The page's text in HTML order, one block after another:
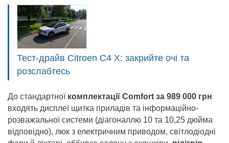
Тест-драйв Citroen C4 X: закрийте очі та
розслабтесь
До стандартної комплектації Comfort за 989 000 грн
входять дисплеї щитка приладів та інформаційно-
розважальної системи (діагоналлю 10 та 10,25 дюйма
відповідно), люк з електричним приводом, світлодіодні